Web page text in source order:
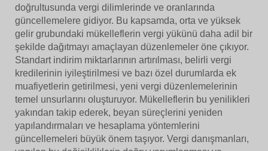
doğrultusunda vergi dilimlerinde ve oranlarında
güncellemelere gidiyor. Bu kapsamda, orta ve yüksek
gelir grubundaki mükelleflerin vergi yükünü daha adil bir
şekilde dağıtmayı amaçlayan düzenlemeler öne çıkıyor.
Standart indirim miktarlarının artırılması, belirli vergi
kredilerinin iyileştirilmesi ve bazı özel durumlarda ek
muafiyetlerin getirilmesi, yeni vergi düzenlemelerinin
temel unsurlarını oluşturuyor. Mükelleflerin bu yenilikleri
yakından takip ederek, beyan süreçlerini yeniden
yapılandırmaları ve hesaplama yöntemlerini
güncellemeleri büyük önem taşıyor. Vergi danışmanları,